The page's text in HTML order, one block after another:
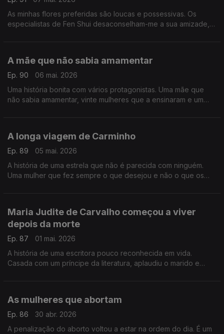
As minhas flores preferidas são loucas e possessivas. Os
especialistas de Fen Shui desaconselham-me a sua amizade,
A mãe que não sabia amamentar
Ep. 90
06 mai. 2026
Uma história bonita com vários protagonistas. Uma mãe que
não sabia amamentar, vinte mulheres que a ensinaram e um
A longa viagem de Carminho
Ep. 89
05 mai. 2026
A história de uma estrela que não é parecida com ninguém.
Uma mulher que fez sempre o que desejou e não o que os
Maria Judite de Carvalho começou a viver
depois da morte
Ep. 87
01 mai. 2026
A história de uma escritora pouco reconhecida em vida.
Casada com um príncipe da literatura, aplaudiu o marido e
As mulheres que abortam
Ep. 86
30 abr. 2026
A penalização do aborto voltou a estar na ordem do dia. É um